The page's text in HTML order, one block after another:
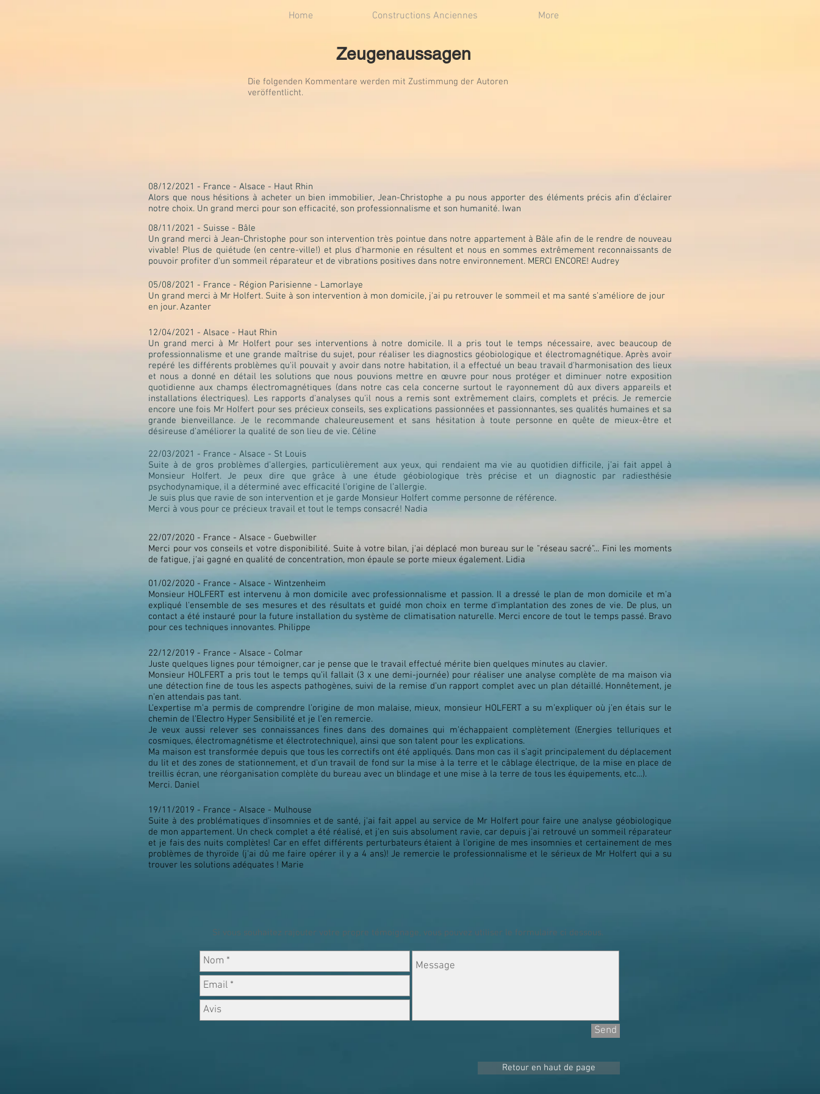
Home Constructions Anciennes More
Zeugenaussagen
Die folgenden Kommentare werden mit Zustimmung der Autoren
veröffentlicht.
08/12/2021 - France - Alsace - Haut Rhin
Alors que nous hésitions à acheter un bien immobilier, Jean-Christophe a pu nous apporter des éléments précis afin d'éclairer
notre choix. Un grand merci pour son efficacité, son professionnalisme et son humanité. Iwan
08/11/2021 - Suisse - Bâle
Un grand merci à Jean-Christophe pour son intervention très pointue dans notre appartement à Bâle afin de le rendre de nouveau
vivable! Plus de quiétude (en centre-ville!) et plus d'harmonie en résultent et nous en sommes extrêmement reconnaissants de
pouvoir profiter d'un sommeil réparateur et de vibrations positives dans notre environnement. MERCI ENCORE! Audrey
05/08/2021 - France - Région Parisienne - Lamorlaye
Un grand merci à Mr Holfert. Suite à son intervention à mon domicile, j'ai pu retrouver le sommeil et ma santé s’améliore de jour
en jour. Azanter
12/04/2021 - Alsace - Haut Rhin
Un grand merci à Mr Holfert pour ses interventions à notre domicile. Il a pris tout le temps nécessaire, avec beaucoup de
professionnalisme et une grande maîtrise du sujet, pour réaliser les diagnostics géobiologique et électromagnétique. Après avoir
repéré les différents problèmes qu'il pouvait y avoir dans notre habitation, il a effectué un beau travail d'harmonisation des lieux
et nous a donné en détail les solutions que nous pouvions mettre en œuvre pour nous protéger et diminuer notre exposition
quotidienne aux champs électromagnétiques (dans notre cas cela concerne surtout le rayonnement dû aux divers appareils et
installations électriques). Les rapports d'analyses qu'il nous a remis sont extrêmement clairs, complets et précis. Je remercie
encore une fois Mr Holfert pour ses précieux conseils, ses explications passionnées et passionnantes, ses qualités humaines et sa
grande bienveillance. Je le recommande chaleureusement et sans hésitation à toute personne en quête de mieux-être et
désireuse d'améliorer la qualité de son lieu de vie. Céline
22/03/2021 - France - Alsace - St Louis
Suite à de gros problèmes d’allergies, particulièrement aux yeux, qui rendaient ma vie au quotidien difficile, j’ai fait appel à
Monsieur Holfert. Je peux dire que grâce à une étude géobiologique très précise et un diagnostic par radiesthésie
psychodynamique, il a déterminé avec efficacité l’origine de l’allergie.
Je suis plus que ravie de son intervention et je garde Monsieur Holfert comme personne de référence.
Merci à vous pour ce précieux travail et tout le temps consacré! Nadia
22/07/2020 - France - Alsace - Guebwiller
Merci pour vos conseils et votre disponibilité. Suite à votre bilan, j'ai déplacé mon bureau sur le "réseau sacré"... Fini les moments
de fatigue, j'ai gagné en qualité de concentration, mon épaule se porte mieux également. Lidia
01/02/2020 - France - Alsace - Wintzenheim
Monsieur HOLFERT est intervenu à mon domicile avec professionnalisme et passion. Il a dressé le plan de mon domicile et m'a
expliqué l'ensemble de ses mesures et des résultats et guidé mon choix en terme d'implantation des zones de vie. De plus, un
contact a été instauré pour la future installation du système de climatisation naturelle. Merci encore de tout le temps passé. Bravo
pour ces techniques innovantes. Philippe
22/12/2019 - France - Alsace - Colmar
Juste quelques lignes pour témoigner, car je pense que le travail effectué mérite bien quelques minutes au clavier.
Monsieur HOLFERT a pris tout le temps qu’il fallait (3 x une demi-journée) pour réaliser une analyse complète de ma maison via
une détection fine de tous les aspects pathogènes, suivi de la remise d’un rapport complet avec un plan détaillé. Honnêtement, je
n’en attendais pas tant.
L’expertise m’a permis de comprendre l’origine de mon malaise, mieux, monsieur HOLFERT a su m’expliquer où j’en étais sur le
chemin de l’Electro Hyper Sensibilité et je l’en remercie.
Je veux aussi relever ses connaissances fines dans des domaines qui m’échappaient complètement (Energies telluriques et
cosmiques, électromagnétisme et électrotechnique), ainsi que son talent pour les explications.
Ma maison est transformée depuis que tous les correctifs ont été appliqués. Dans mon cas il s’agit principalement du déplacement
du lit et des zones de stationnement, et d’un travail de fond sur la mise à la terre et le câblage électrique, de la mise en place de
treillis écran, une réorganisation complète du bureau avec un blindage et une mise à la terre de tous les équipements, etc…).
Merci. Daniel
19/11/2019 - France - Alsace - Mulhouse
Suite à des problématiques d'insomnies et de santé, j'ai fait appel au service de Mr Holfert pour faire une analyse géobiologique
de mon appartement. Un check complet a été réalisé, et j'en suis absolument ravie, car depuis j'ai retrouvé un sommeil réparateur
et je fais des nuits complètes! Car en effet différents perturbateurs étaient à l'origine de mes insomnies et certainement de mes
problèmes de thyroïde (j'ai dû me faire opérer il y a 4 ans)! Je remercie le professionnalisme et le sérieux de Mr Holfert qui a su
trouver les solutions adéquates ! Marie
Si vous souhaitez rajouter votre propre témoignage, vous pouvez utiliser le formulaire ci dessous.
Send
Retour en haut de page